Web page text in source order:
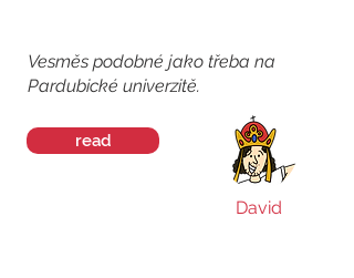
Vesměs podobné jako třeba na
Pardubické univerzitě.
read
David